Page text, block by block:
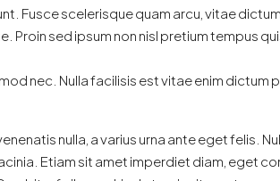
Fusce scelerisque quam arcu, vitae
sed ipsum non nisl pretium tempus
nec. Nulla facilisis est vitae enim
nulla, a varius urna ante eget felis.
Etiam sit amet imperdiet diam, eget